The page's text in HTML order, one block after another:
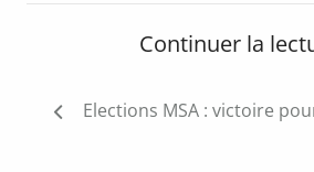
Continuer la
Navigation
de
Elections MSA : victoire